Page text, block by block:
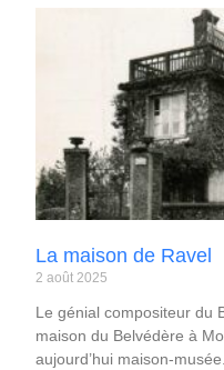
La maison de Ravel
2 août 2025
Le génial compositeur du
maison du Belvédère à
aujourd’hui maison-musée.